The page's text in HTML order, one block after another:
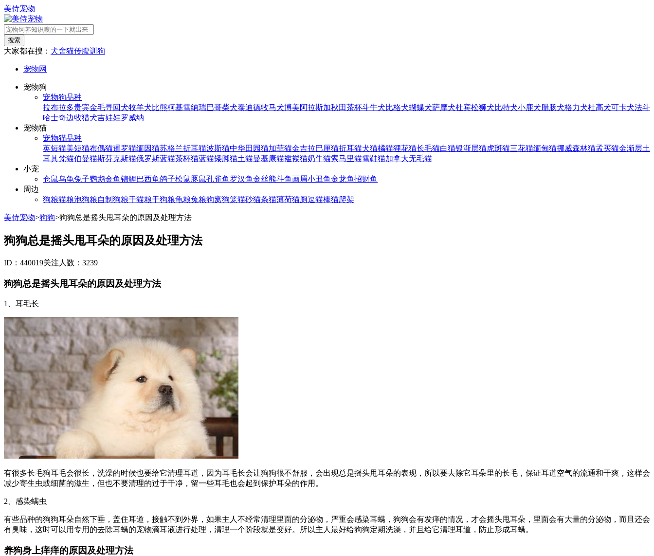
美侍宠物
搜索
大家都在搜： 犬舍猫传腹训狗
宠物网
宠物狗
宠物狗品种
拉布拉多贵宾金毛寻回犬牧羊犬比熊柯基雪纳瑞巴哥柴犬泰迪德牧马犬博美阿拉斯加秋田茶杯斗牛犬比格犬蝴蝶犬萨摩犬杜宾松狮犬比特犬小鹿犬腊肠犬格力犬杜高犬可卡犬法斗
哈士奇边牧猎犬吉娃娃罗威纳
宠物猫
宠物猫品种
英短猫美短猫布偶猫暹罗猫缅因猫苏格兰折耳猫波斯猫中华田园猫加菲猫金吉拉巴厘猫折耳猫犬猫橘猫狸花猫长毛猫白猫银渐层猫虎斑猫三花猫缅甸猫挪威森林猫孟买猫金渐层土
耳其梵猫伯曼猫斯芬克斯猫俄罗斯蓝猫茶杯猫蓝猫矮脚猫土猫曼基康猫褴褛猫奶牛猫索马里猫雪鞋猫加拿大无毛猫
小宠
仓鼠乌龟兔子鹦鹉金鱼锦鲤巴西龟鸽子松鼠豚鼠孔雀鱼 罗汉鱼金丝熊斗鱼画眉小丑鱼金龙鱼招财鱼
周边
狗粮猫粮泡狗粮自制狗粮干猫粮干狗粮龟粮兔粮狗窝狗笼猫砂猫条猫薄荷猫厕逗猫棒猫爬架
美侍宠物>狗狗>狗狗总是摇头甩耳朵的原因及处理方法
狗狗总是摇头甩耳朵的原因及处理方法
ID：440019关注人数：3239
狗狗总是摇头甩耳朵的原因及处理方法
1、耳毛长
有很多长毛狗耳毛会很长，洗澡的时候也要给它清理耳道，因为耳毛长会让狗狗很不舒服，会出现总是摇头甩耳朵的表现，所以要去除它耳朵里的长毛，保证耳道空气的流通和干爽，这样会
减少寄生虫或细菌的滋生，但也不要清理的过于干净，留一些耳毛也会起到保护耳朵的作用。
2、感染螨虫
有些品种的狗狗耳朵自然下垂，盖住耳道，接触不到外界，如果主人不经常清理里面的分泌物，严重会感染耳螨，狗狗会有发痒的情况，才会摇头甩耳朵，里面会有大量的分泌物，而且还会
有臭味，这时可以用专用的去除耳螨的宠物滴耳液进行处理，清理一个阶段就是变好。所以主人最好给狗狗定期洗澡，并且给它清理耳道，防止形成耳螨。
养狗身上痒痒的原因及处理方法